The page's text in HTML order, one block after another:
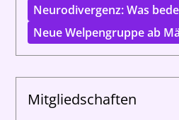
Neurodivergenz: Was
Neue Welpengruppe ab
Mitgliedschaften